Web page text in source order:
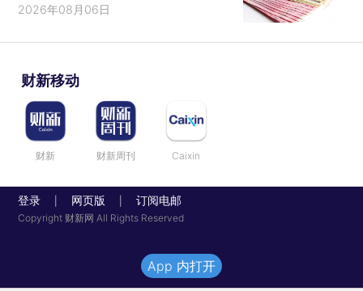
2026年08月06日
财新移动
财新 财新周刊 Caixin
登录 网页版 订阅电邮
Copyright 财新网 All Rights Reserved
App 内打开